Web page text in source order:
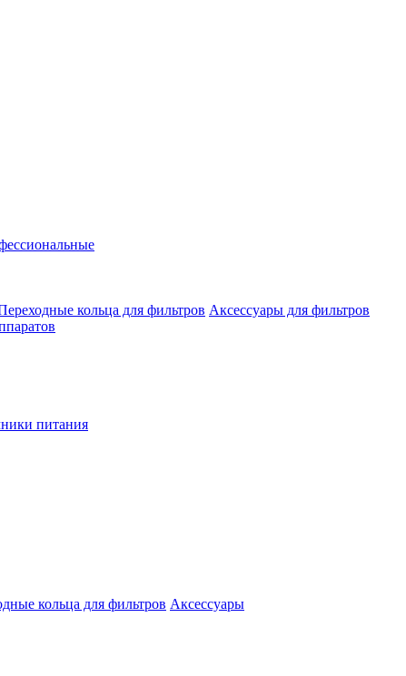
кольца для фильтров Аксессуары для фильтров
питания
кольца для фильтров Аксессуары